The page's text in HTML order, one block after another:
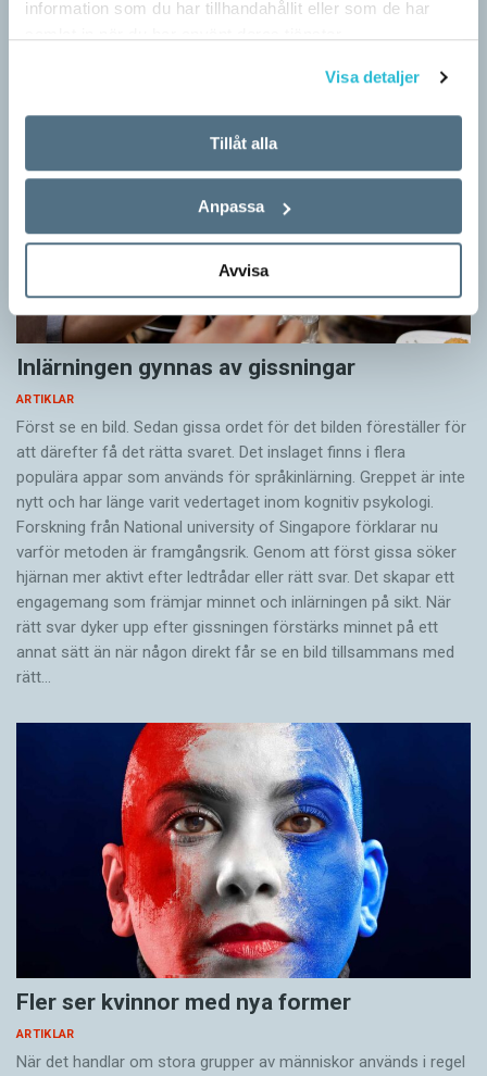
information som du har tillhandahållit eller som de har
Visa detaljer
Tillåt alla
Anpassa
Avvisa
Artiklar
Inlärningen gynnas av gissningar
ARTIKLAR
Först se en bild. Sedan gissa ordet för det bilden föreställer för
att därefter få det rätta svaret. Det inslaget finns i flera
populära appar som används för språkinlärning. Greppet är inte
nytt och har länge varit vedertaget inom kognitiv psykologi.
Forskning från National university of Singa­pore förklarar nu
varför metoden är framgångsrik. Genom att först gissa ­söker
hjärnan mer aktivt ­efter ledtrådar eller rätt svar. Det skapar ett
engagemang som främjar minnet och inlärningen på sikt. När
rätt svar dyker upp efter gissningen förstärks minnet på ett
annat sätt än när någon direkt får se en bild tillsammans med
rätt…
Fler ser kvinnor med nya former
ARTIKLAR
När det handlar om stora grupper av människor används i regel